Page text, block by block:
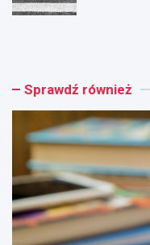
R
c
r
z
y
g
W
t
i
e
c
i
Sprawdź również